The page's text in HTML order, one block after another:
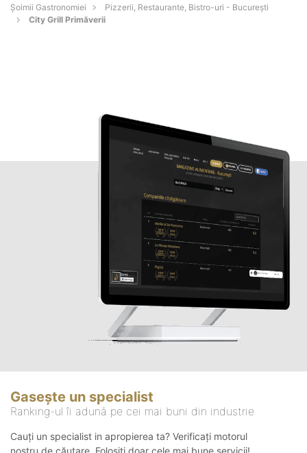
Șoimii Gastronomiei
Pizzerii, Restaurante, Bistro-uri - Bucureşti
City Grill Primăverii
Gasește un specialist
Ranking-ul îi adună pe cei mai buni din industrie
Cauți un specialist in apropierea ta? Verificați motorul
nostru de căutare. Folosiți doar cele mai bune servicii!